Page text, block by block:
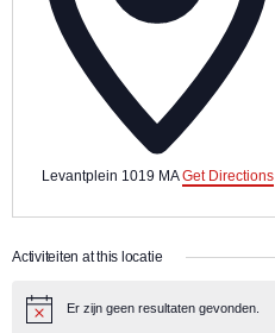
Levantplein 1019 MA Get Directions
Activiteiten at this locatie
Er zijn geen resultaten gevonden.